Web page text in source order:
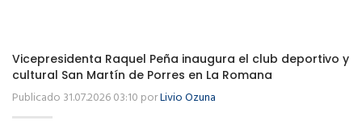
Vicepresidenta Raquel Peña inaugura el club deportivo y
cultural San Martín de Porres en La Romana
Publicado 31.07.2026 03:10 porLivio Ozuna